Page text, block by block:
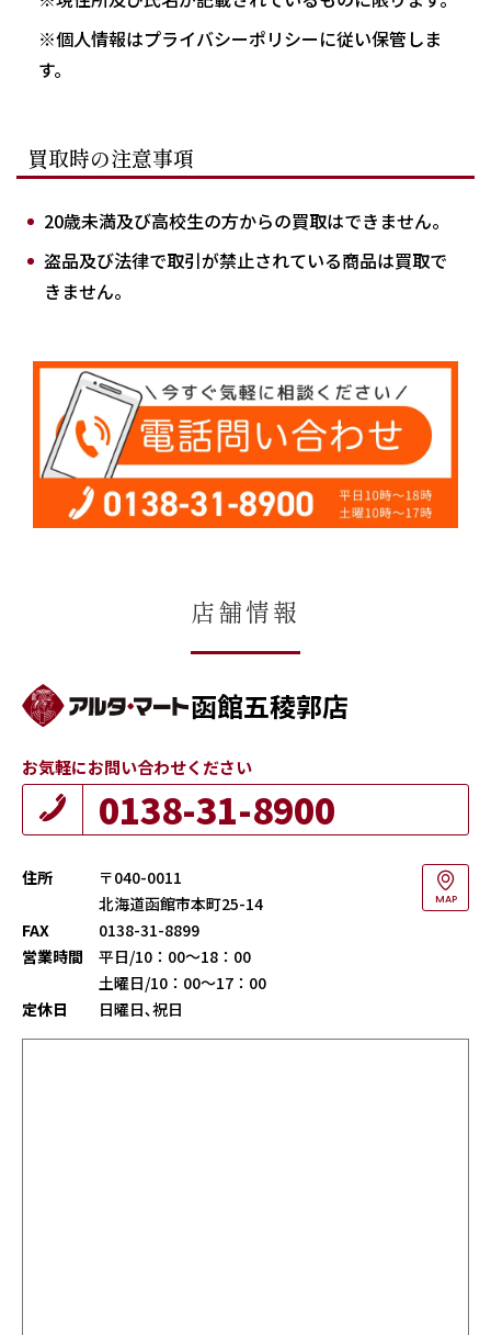
※個人情報はプライバシーポリシーに従い保管しま
す。
買取時の注意事項
20歳未満及び高校生の方からの買取はできません。
盗品及び法律で取引が禁止されている商品は買取で
きません。
店舗情報
函館五稜郭店
お気軽にお問い合わせください
0138-31-8900
住所
〒040-0011
北海道函館市本町25-14
MAP
FAX
0138-31-8899
営業時間
平日/10：00～18：00
土曜日/10：00～17：00
定休日
日曜日､祝日